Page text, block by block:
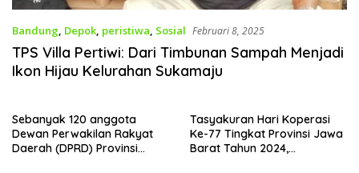
Bandung, Depok, peristiwa, Sosial Februari 8, 2025
TPS Villa Pertiwi: Dari Timbunan Sampah Menjadi
Ikon Hijau Kelurahan Sukamaju
Sebanyak 120 anggota
Dewan Perwakilan Rakyat
Daerah (DPRD) Provinsi
Tasyakuran Hari Koperasi
Ke-77 Tingkat Provinsi Jawa
Barat Tahun 2024,